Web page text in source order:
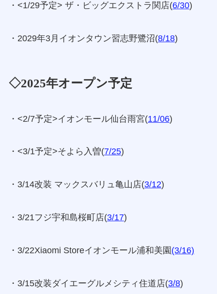
・<1/29予定> ザ・ビッグエクストラ関店(6/30)
・2029年3月イオンタウン習志野鷺沼(8/18)
◇2025年オープン予定
・<2/7予定>イオンモール仙台雨宮(11/06)
・<3/1予定>そよら入曽(7/25)
・3/14改装 マックスバリュ亀山店(3/12)
・3/21フジ宇和島桜町店(3/17)
・3/22Xiaomi Storeイオンモール浦和美園(3/16)
・3/15改装ダイエーグルメシティ住道店(3/8)